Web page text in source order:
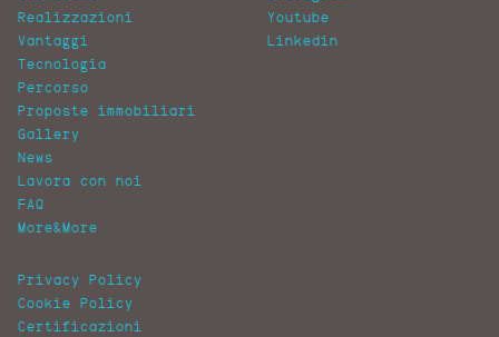
Realizzazioni
Vantaggi
Tecnologia
Percorso
Proposte immobiliari
Gallery
News
Lavora con noi
FAQ
More&More
Youtube
Linkedin
Privacy Policy
Cookie Policy
Certificazioni